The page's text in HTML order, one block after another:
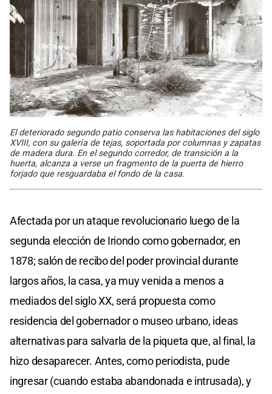
El deteriorado segundo patio conserva las habitaciones del siglo
XVIII, con su galería de tejas, soportada por columnas y zapatas
de madera dura. En el segundo corredor, de transición a la
huerta, alcanza a verse un fragmento de la puerta de hierro
forjado que resguardaba el fondo de la casa.
Afectada por un ataque revolucionario luego de la
segunda elección de Iriondo como gobernador, en
1878; salón de recibo del poder provincial durante
largos años, la casa, ya muy venida a menos a
mediados del siglo XX, será propuesta como
residencia del gobernador o museo urbano, ideas
alternativas para salvarla de la piqueta que, al final, la
hizo desaparecer. Antes, como periodista, pude
ingresar (cuando estaba abandonada e intrusada), y